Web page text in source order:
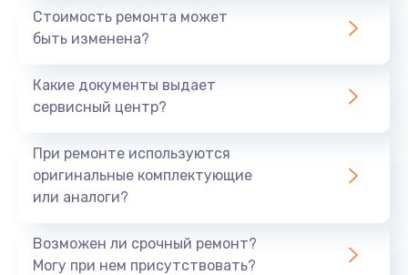
Стоимость ремонта может
быть изменена?
Какие документы выдает
сервисный центр?
При ремонте используются
оригинальные комплектующие
или аналоги?
Возможен ли срочный ремонт?
Могу при нем присутствовать?